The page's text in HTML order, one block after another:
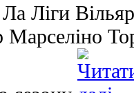
Ліги
Марселіно